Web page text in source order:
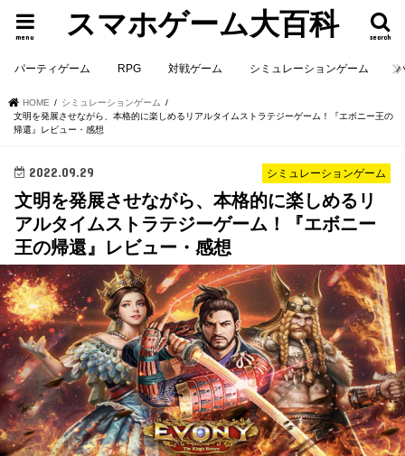
スマホゲーム大百科 search
menu
パーティゲーム RPG 対戦ゲーム シミュレーションゲーム
HOME
シミュレーションゲーム
文明を発展させながら、本格的に楽しめるリアルタイムストラテジーゲーム！『エボニー王の
帰還』レビュー・感想
シミュレーションゲーム
2022.09.29
文明を発展させながら、本格的に楽しめるリ
アルタイムストラテジーゲーム！『エボニー
王の帰還』レビュー・感想